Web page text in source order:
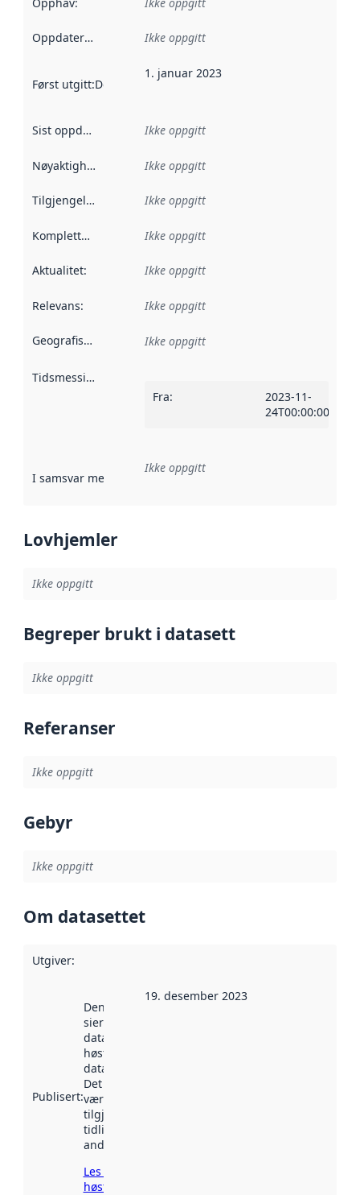
Oppdateringsfrekvens :
Ikke oppgitt
Først utgitt:Denne datoen sier når dataene i dette
1. januar 2023
Sist oppdatert Ikke oppgitt
Nøyaktighet Ikke oppgitt
Tilgjengelighet Ikke oppgitt
Kompletthet Ikke oppgitt
Aktualitet: Ikke oppgitt
Relevans: Ikke oppgitt
Geografisk avgrensning :
Ikke oppgitt
Tidsmessig avgrensning
Fra:
2023-11-
24T00:00:00Z
I samsvar med Referanse til en implementasjonsregel
Ikke oppgitt
Lovhjemler
Ikke oppgitt
Begreper brukt i datasett
Ikke oppgitt
Referanser
Ikke oppgitt
Gebyr
Ikke oppgitt
Om datasettet
Utgiver:
Publisert:
Denne datoen
sier når
datasettet ble
høstet av
data.norge.no.
Det kan ha
vært
tilgjengelig
tidligere
andre steder.
Les mer om
høsting her
19. desember 2023